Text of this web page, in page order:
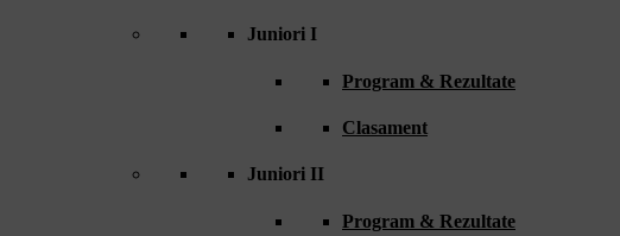
Juniori I
Program & Rezultate
Clasament
Juniori II
Program & Rezultate